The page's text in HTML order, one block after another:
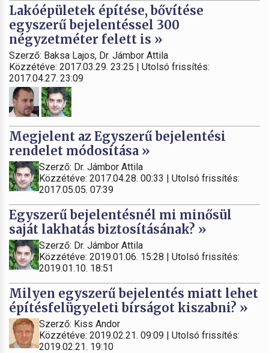
Lakóépületek építése, bővítése
egyszerű bejelentéssel 300
négyzetméter felett is »
Szerző: Baksa Lajos, Dr. Jámbor Attila
Közzétéve: 2017.03.29. 23:25 | Utolsó frissítés:
2017.04.27. 23:09
Megjelent az Egyszerű bejelentési
rendelet módosítása »
Szerző: Dr. Jámbor Attila
Közzétéve: 2017.04.28. 00:33 | Utolsó frissítés:
2017.05.05. 07:39
Egyszerű bejelentésnél mi minősül
saját lakhatás biztosításának? »
Szerző: Dr. Jámbor Attila
Közzétéve: 2019.01.06. 15:28 | Utolsó frissítés:
2019.01.10. 18:51
Milyen egyszerű bejelentés miatt lehet
építésfelügyeleti bírságot kiszabni? »
Szerző: Kiss Andor
Közzétéve: 2019.02.21. 09:09 | Utolsó frissítés:
2019.02.21. 19:10